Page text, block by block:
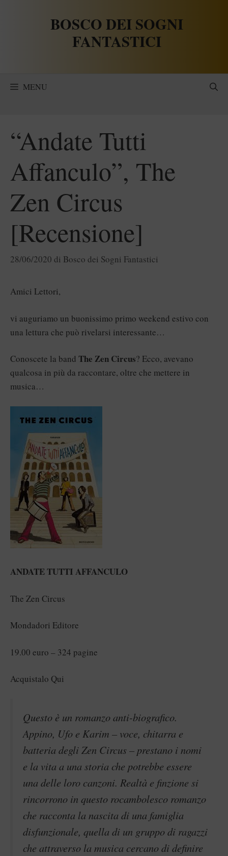
BOSCO DEI SOGNI
FANTASTICI
MENU
“Andate Tutti
Affanculo”, The
Zen Circus
[Recensione]
28/06/2020 di Bosco dei Sogni Fantastici
Amici Lettori,
vi auguriamo un buonissimo primo weekend estivo con
una lettura che può rivelarsi interessante…
Conoscete la band The Zen Circus? Ecco, avevano
qualcosa in più da raccontare, oltre che mettere in
musica…
ANDATE TUTTI AFFANCULO
The Zen Circus
Mondadori Editore
19.00 euro – 324 pagine
Acquistalo Qui
Questo è un romanzo anti-biografico.
Appino, Ufo e Karim – voce, chitarra e
batteria degli Zen Circus – prestano i nomi
e la vita a una storia che potrebbe essere
una delle loro canzoni. Realtà e finzione si
rincorrono in questo rocambolesco romanzo
che racconta la nascita di una famiglia
disfunzionale, quella di un gruppo di ragazzi
che attraverso la musica cercano di definire